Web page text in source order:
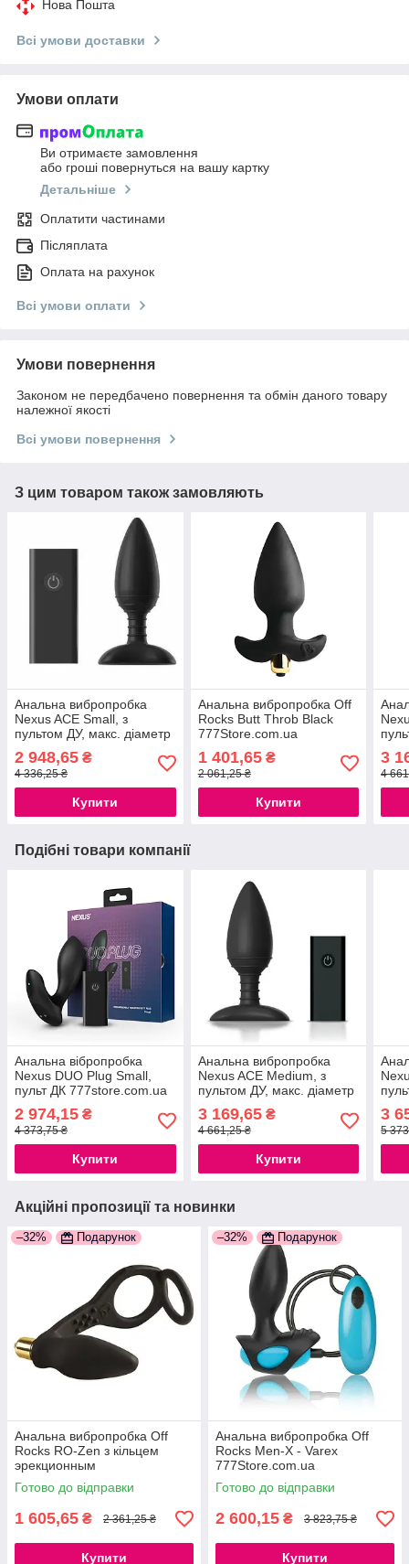
Нова Пошта
Всі умови доставки
Умови оплати
Ви отримаєте замовлення
або гроші повернуться на вашу картку
Детальніше
Оплатити частинами
Післяплата
Оплата на рахунок
Всі умови оплати
Умови повернення
Законом не передбачено повернення та обмін даного товару
належної якості
Всі умови повернення
З цим товаром також замовляють
Анальна вибропробка
Nexus ACE Small, з
пультом ДУ, макс. діаметр
2 948,65 ₴
4 336,25 ₴
Купити
Анальна вибропробка Off
Rocks Butt Throb Black
777Store.com.ua
1 401,65₴
2 061,25 ₴
Купити
3
4
Подібні товари компанії
Анальна вібропробка
Nexus DUO Plug Small,
пульт ДК 777store.com.ua
2 974,15 ₴
4 373,75 ₴
Купити
Анальна вибропробка
Nexus ACE Medium, з
пультом ДУ, макс. діаметр
3 169,65₴
4 661,25 ₴
Купити
3
5
Акційні пропозиції та новинки
–32% Подарунок
Анальна вибропробка Off
Rocks RO-Zen з кільцем
эрекционным
777Store.com.ua
Готово до відправки
1 605,65 ₴ 2 361,25 ₴
Купити
–32% Подарунок
Анальна вибропробка Off
Rocks Men-X - Varex
777Store.com.ua
Готово до відправки
2 600,15 ₴ 3 823,75 ₴
Купити